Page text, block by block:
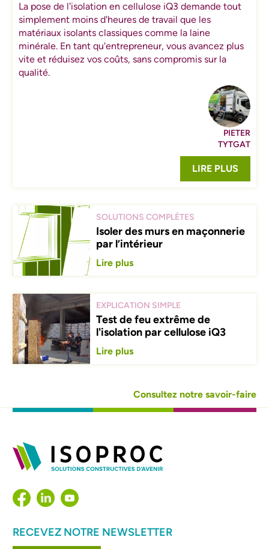
La pose de l'isolation en cellulose iQ3 demande tout
simplement moins d'heures de travail que les
matériaux isolants classiques comme la laine
minérale. En tant qu'entrepreneur, vous avancez plus
vite et réduisez vos coûts, sans compromis sur la
qualité.
PIETER
TYTGAT
LIRE PLUS
SOLUTIONS COMPLÈTES
Isoler des murs en maçonnerie
par l’intérieur
Lire plus
EXPLICATION SIMPLE
Test de feu extrême de
l'isolation par cellulose iQ3
Lire plus
Consultez notre savoir-faire
RECEVEZ NOTRE NEWSLETTER